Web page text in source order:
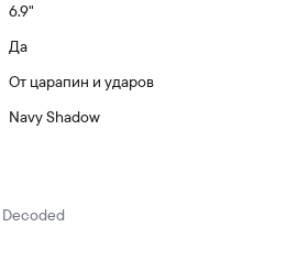
6.9"
Да
От царапин и ударов
Navy Shadow
Decoded